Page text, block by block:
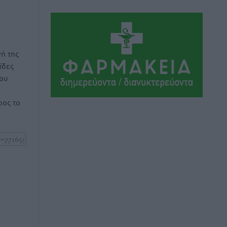
της
το
είναι το μεγαλύτερο στήριγμα μου – Το
προσκύνημα στην ιερά Μονή
Τοπικές Ειδήσεις• πριν 8 ώρες